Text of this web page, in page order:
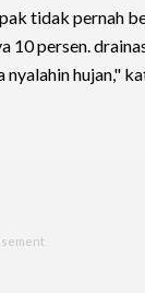
tidak pernah
10 persen.
nyalahin hujan,"